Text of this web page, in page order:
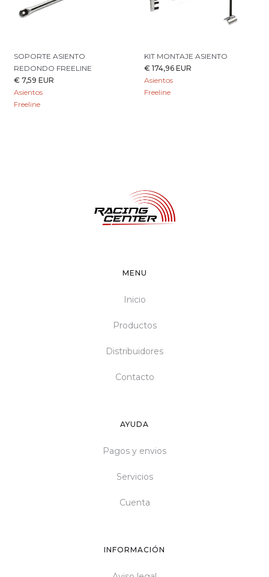
SOPORTE ASIENTO
REDONDO FREELINE
€ 7,59 EUR
Asientos
Freeline
KIT MONTAJE ASIENTO
€ 174,96 EUR
Asientos
Freeline
MENU
Inicio
Productos
Distribuidores
Contacto
AYUDA
Pagos y envios
Servicios
Cuenta
INFORMACIÓN